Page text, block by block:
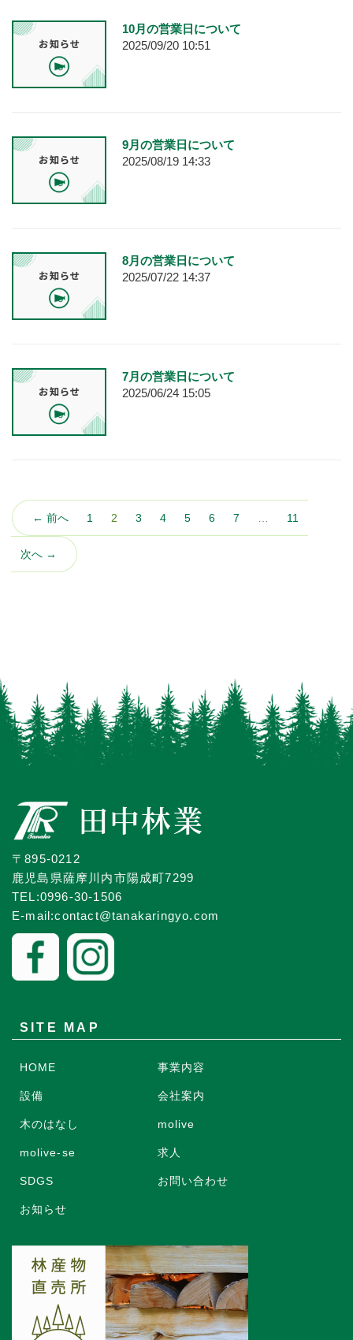
10月の営業日について
2025/09/20 10:51
9月の営業日について
2025/08/19 14:33
8月の営業日について
2025/07/22 14:37
7月の営業日について
2025/06/24 15:05
← 前へ 1 2 （こ
の
3 4 5 6 7 11
次へ →
〒895-0212
鹿児島県薩摩川内市陽成町7299
TEL:0996-30-1506
E-mail:contact@tanakaringyo.com
SITE MAP
HOME 事業内容
設備 会社案内
木のはなし molive
molive-se 求人
SDGS お問い合わせ
お知らせ